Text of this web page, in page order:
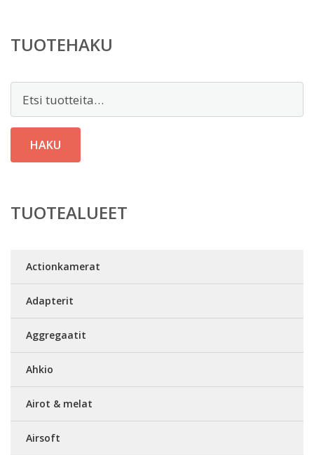
TUOTEHAKU
HAKU
TUOTEALUEET
Actionkamerat
Adapterit
Aggregaatit
Ahkio
Airot & melat
Airsoft